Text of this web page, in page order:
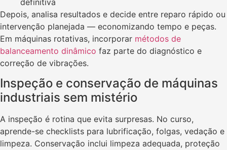
definitiva
Depois, analisa resultados e decide entre reparo rápido ou
intervenção planejada — economizando tempo e peças.
Em máquinas rotativas, incorporar métodos de
balanceamento dinâmico faz parte do diagnóstico e
correção de vibrações.
Inspeção e conservação de máquinas
industriais sem mistério
A inspeção é rotina que evita surpresas. No curso,
aprende-se checklists para lubrificação, folgas, vedação e
limpeza. Conservação inclui limpeza adequada, proteção